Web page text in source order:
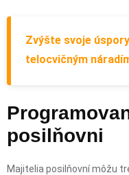
Zvýšte svoje
telocvičným
posilňovni
Majitelia posilňovní môžu